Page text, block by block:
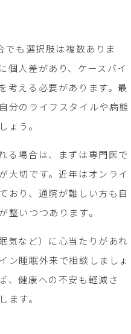
も選択肢は複数ありま
個人差があり、ケースバイ
考える必要があります。最
分のライフスタイルや病態
ょう。
る場合は、まずは専門医で
大切です。近年はオンライ
おり、通院が難しい方も自
整いつつあります。
気など）に心当たりがあれ
ン睡眠外来で相談しましょ
、健康への不安も軽減さ
ます。